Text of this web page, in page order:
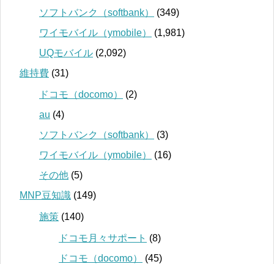
ソフトバンク（softbank）
(349)
ワイモバイル（ymobile）
(1,981)
UQモバイル (2,092)
維持費 (31)
ドコモ（docomo）
(2)
au (4)
ソフトバンク（softbank）
(3)
ワイモバイル（ymobile）
(16)
その他 (5)
MNP豆知識 (149)
施策 (140)
ドコモ月々サポート (8)
ドコモ（docomo）
(45)